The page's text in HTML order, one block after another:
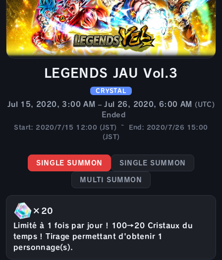
LEGENDS JAU Vol.3
CRYSTAL
Jul 15, 2020, 3:00 AM – Jul 26, 2020, 6:00 AM (UTC)
Ended
Start: 2020/7/15 12:00 (JST) ~ End: 2020/7/26 15:00
(JST)
SINGLE SUMMON SINGLE SUMMON
MULTI SUMMON
×20
Limité à 1 fois par jour ! 100→20 Cristaux du
temps ! Tirage permettant d'obtenir 1
personnage(s).